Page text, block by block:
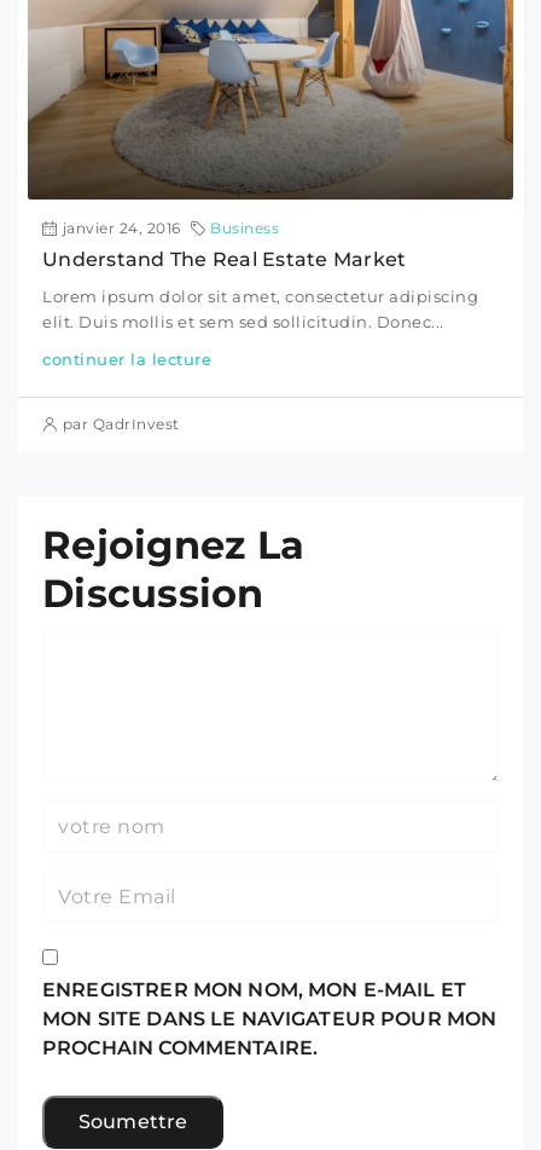
janvier 24, 2016 Business
Understand The Real Estate Market
Lorem ipsum dolor sit amet, consectetur adipiscing
elit. Duis mollis et sem sed sollicitudin. Donec...
continuer la lecture
par QadrInvest
Rejoignez La
Discussion
ENREGISTRER MON NOM, MON E-MAIL ET
MON SITE DANS LE NAVIGATEUR POUR MON
PROCHAIN COMMENTAIRE.